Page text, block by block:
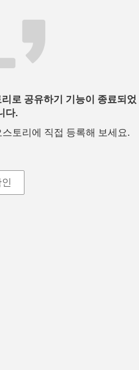
로 공유하기 기능이 종료되었
다.
토리에 직접 등록해 보세요.